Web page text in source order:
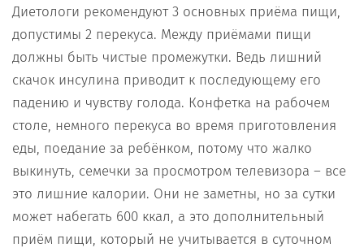
Диетологи рекомендуют 3 основных приёма пищи,
допустимы 2 перекуса. Между приёмами пищи
должны быть чистые промежутки. Ведь лишний
скачок инсулина приводит к последующему его
падению и чувству голода. Конфетка на рабочем
столе, немного перекуса во время приготовления
еды, поедание за ребёнком, потому что жалко
выкинуть, семечки за просмотром телевизора – все
это лишние калории. Они не заметны, но за сутки
может набегать 600 ккал, а это дополнительный
приём пищи, который не учитывается в суточном